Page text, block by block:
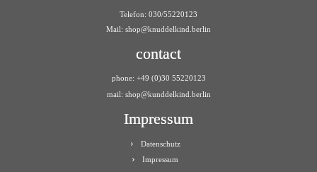
Telefon: 030/55220123
Mail: shop@knuddelkind.berlin
contact
phone: +49 (0)30 55220123
mail: shop@kunddelkind.berlin
Impressum
Datenschutz
Impressum